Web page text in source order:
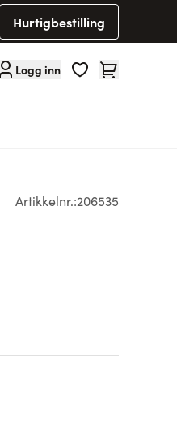
Hurtigbestilling
Logg inn Cart
Artikkelnr.:206535